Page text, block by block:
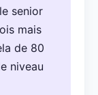
senior
mais
de 80
niveau